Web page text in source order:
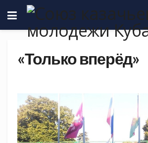
«Только вперёд»